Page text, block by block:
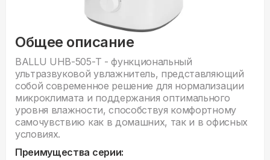
Общее описание
BALLU UHB-505-T - функциональный
ультразвуковой увлажнитель, представляющий
собой современное решение для нормализации
микроклимата и поддержания оптимального
уровня влажности, способствуя комфортному
самочувствию как в домашних, так и в офисных
условиях.
Преимущества серии: